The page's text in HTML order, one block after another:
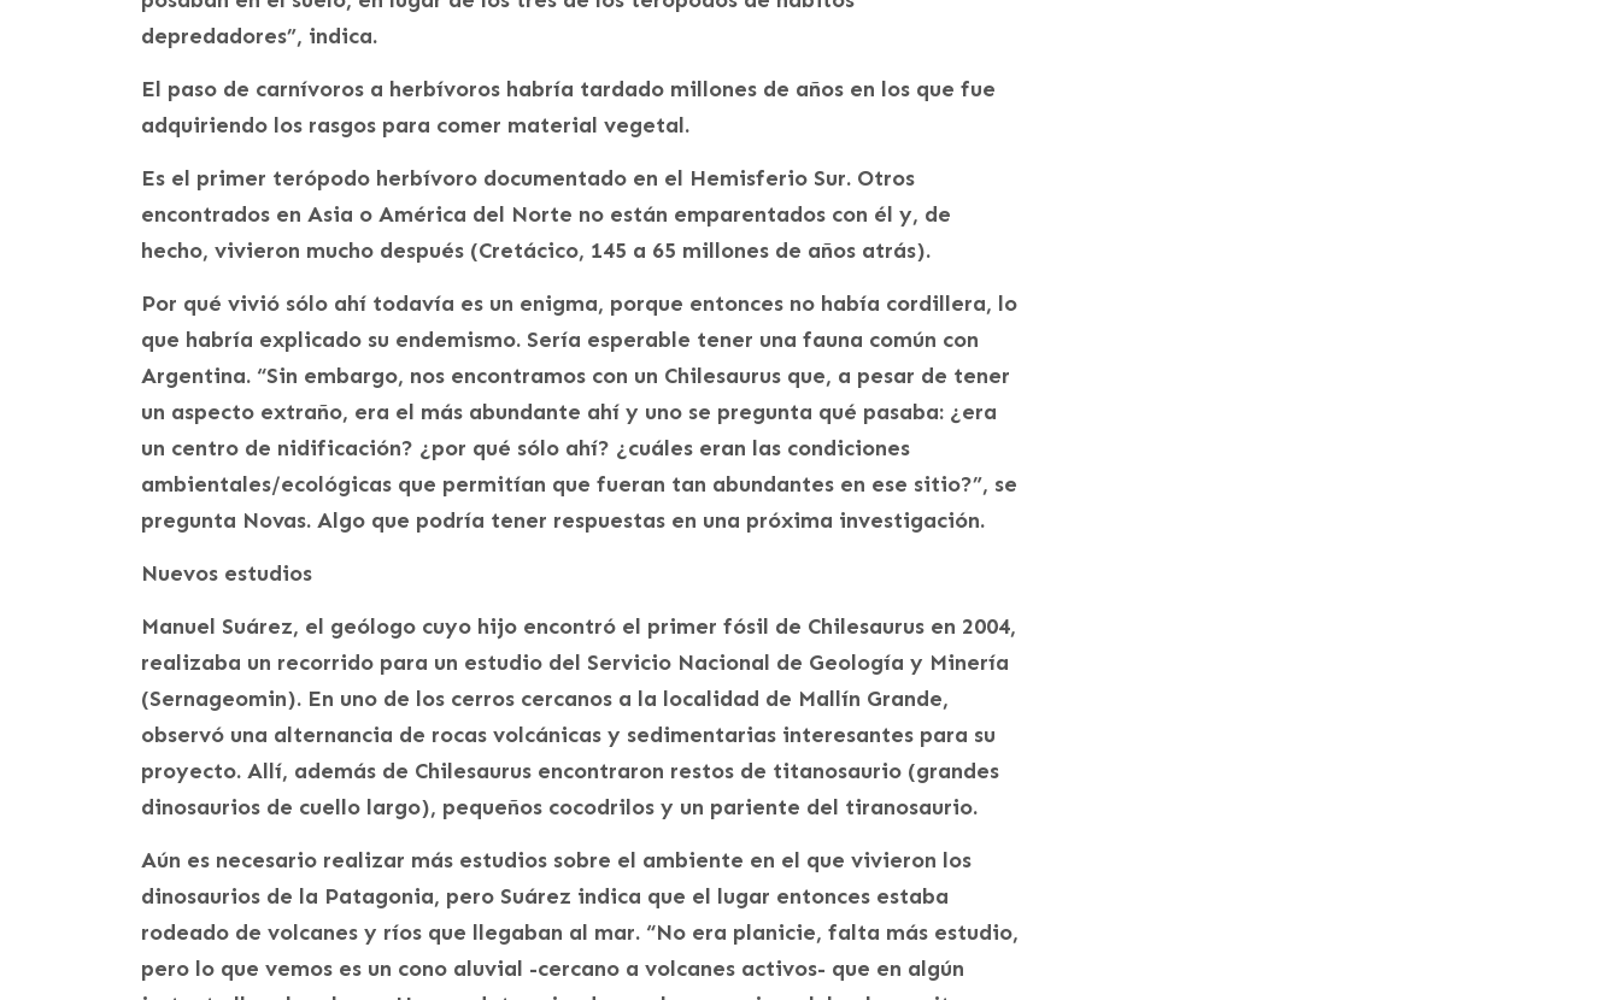
depredadores”, indica.
El paso de carnívoros a herbívoros habría tardado millones de años en los que fue
adquiriendo los rasgos para comer material vegetal.
Es el primer terópodo herbívoro documentado en el Hemisferio Sur. Otros
encontrados en Asia o América del Norte no están emparentados con él y, de
hecho, vivieron mucho después (Cretácico, 145 a 65 millones de años atrás).
Por qué vivió sólo ahí todavía es un enigma, porque entonces no había cordillera, lo
que habría explicado su endemismo. Sería esperable tener una fauna común con
Argentina. “Sin embargo, nos encontramos con un Chilesaurus que, a pesar de tener
un aspecto extraño, era el más abundante ahí y uno se pregunta qué pasaba: ¿era
un centro de nidificación? ¿por qué sólo ahí? ¿cuáles eran las condiciones
ambientales/ecológicas que permitían que fueran tan abundantes en ese sitio?”, se
pregunta Novas. Algo que podría tener respuestas en una próxima investigación.
Nuevos estudios
Manuel Suárez, el geólogo cuyo hijo encontró el primer fósil de Chilesaurus en 2004,
realizaba un recorrido para un estudio del Servicio Nacional de Geología y Minería
(Sernageomin). En uno de los cerros cercanos a la localidad de Mallín Grande,
observó una alternancia de rocas volcánicas y sedimentarias interesantes para su
proyecto. Allí, además de Chilesaurus encontraron restos de titanosaurio (grandes
dinosaurios de cuello largo), pequeños cocodrilos y un pariente del tiranosaurio.
Aún es necesario realizar más estudios sobre el ambiente en el que vivieron los
dinosaurios de la Patagonia, pero Suárez indica que el lugar entonces estaba
rodeado de volcanes y ríos que llegaban al mar. “No era planicie, falta más estudio,
pero lo que vemos es un cono aluvial -cercano a volcanes activos- que en algún